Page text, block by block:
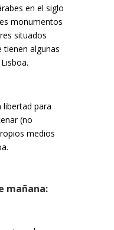
en el siglo
monumentos
situados
algunas
libertad para
(no
medios
mañana: